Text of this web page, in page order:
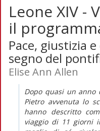
Leone XIV -
il
Pace, giustizia
segno del
Elise Ann Allen
Dopo quasi un anno
Pietro avvenuta lo
hanno descritto
viaggio di 11 giorni